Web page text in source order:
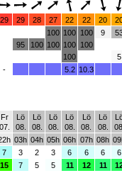
29 29 28 27 22 22 20
95 100
100
100
100
100
100
100
100
9
5
- 5.2 10.3
Fr
07.
Lö
08.
Lö
08.
Lö
08.
Lö
08.
Lö
08.
Lö
08.
03h 04h 05h 06h 07h 08h
7 3 2 3 6 6 6
6
15 7 5 5 11 12 11